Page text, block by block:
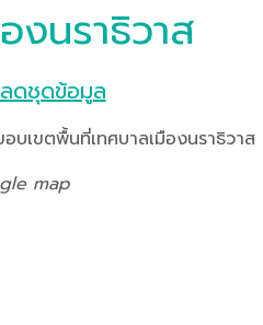
งนราธิวาส
ดชุดข้อมูล
เขตพื้นที่เทศบาลเมืองนราธิวาส
map